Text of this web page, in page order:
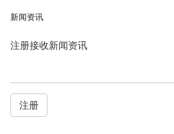
新闻资讯
注册接收新闻资讯
注册